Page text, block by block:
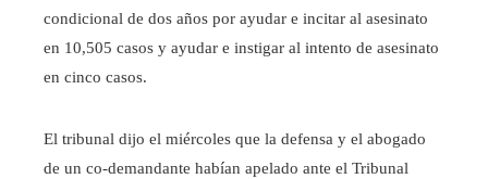
condicional de dos años por ayudar e incitar al asesinato
en 10,505 casos y ayudar e instigar al intento de asesinato
en cinco casos.
El tribunal dijo el miércoles que la defensa y el abogado
de un co-demandante habían apelado ante el Tribunal